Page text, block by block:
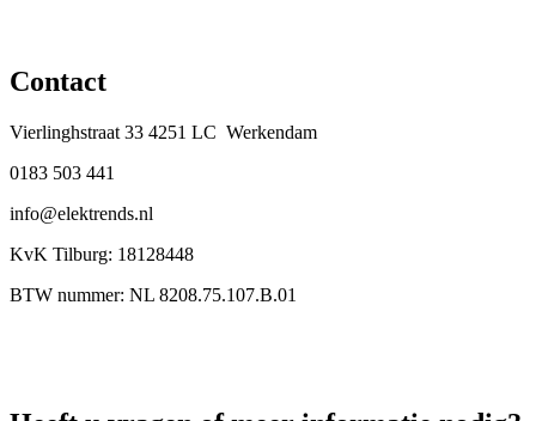
Contact
Vierlinghstraat 33 4251 LC Werkendam
0183 503 441
info@elektrends.nl
KvK Tilburg: 18128448
BTW nummer: NL 8208.75.107.B.01